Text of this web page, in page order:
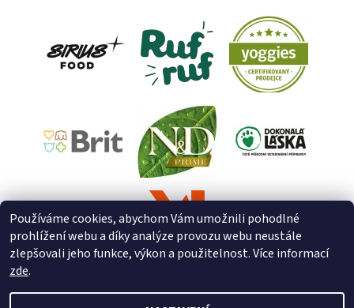
Používáme cookies, abychom Vám umožnili pohodlné
prohlížení webu a díky analýze provozu webu neustále
zlepšovali jeho funkce, výkon a použitelnost. Více informací
zde.